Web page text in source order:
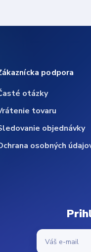
podpora
otázky
tovaru
objednávky
osobných